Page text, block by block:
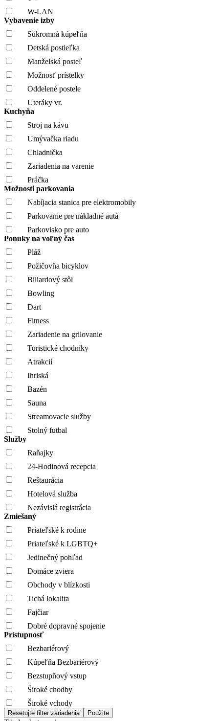
W-LAN
Vybavenie izby
Súkromná kúpeľňa
Detská postieľka
Manželská posteľ
Možnosť prístelky
Oddelené postele
Uteráky vr.
Kuchyňa
Stroj na kávu
Umývačka riadu
Chladnička
Zariadenia na varenie
Práčka
Možnosti parkovania
Nabíjacia stanica pre elektromobily
Parkovanie pre nákladné autá
Parkovisko pre auto
Ponuky na voľný čas
Pláž
Požičovňa bicyklov
Biliardový stôl
Bowling
Dart
Fitness
Zariadenie na grilovanie
Turistické chodníky
Atrakcií
Ihriská
Bazén
Sauna
Streamovacie služby
Stolný futbal
Služby
Raňajky
24-Hodinová recepcia
Reštaurácia
Hotelová služba
Nezávislá registrácia
Zmiešaný
Priateľské k rodine
Priateľské k LGBTQ+
Jedinečný pohľad
Domáce zviera
Obchody v blízkosti
Tichá lokalita
Fajčiar
Dobré dopravné spojenie
Prístupnosť
Bezbariérový
Kúpeľňa Bezbariérový
Bezstupňový vstup
Široké chodby
Široké vchody